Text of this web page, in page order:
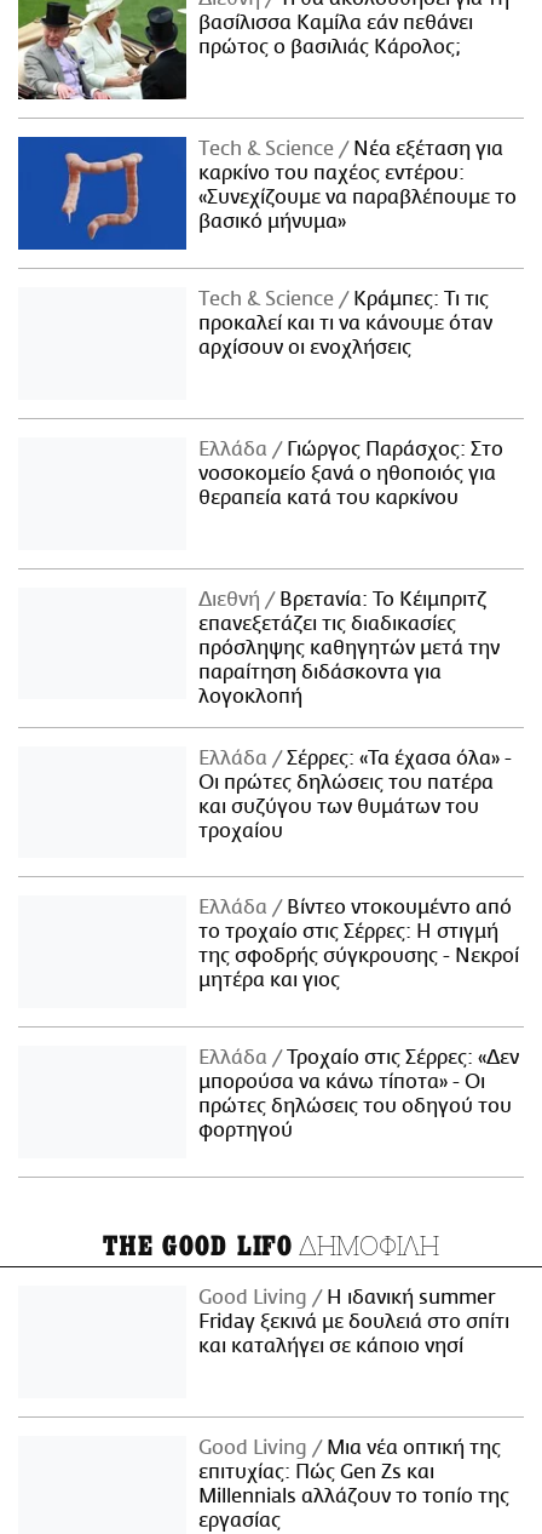
βασίλισσα Καμίλα εάν πεθάνει
πρώτος ο βασιλιάς Κάρολος;
Τech & Science
Νέα εξέταση για
καρκίνο του παχέος εντέρου:
«Συνεχίζουμε να παραβλέπουμε το
βασικό μήνυμα»
Τech & Science
Κράμπες: Τι τις
προκαλεί και τι να κάνουμε όταν
αρχίσουν οι ενοχλήσεις
Ελλάδα
Γιώργος Παράσχος: Στο
νοσοκομείο ξανά ο ηθοποιός για
θεραπεία κατά του καρκίνου
Διεθνή
Βρετανία: Το Κέιμπριτζ
επανεξετάζει τις διαδικασίες
πρόσληψης καθηγητών μετά την
παραίτηση διδάσκοντα για
λογοκλοπή
Ελλάδα
Σέρρες: «Τα έχασα όλα» -
Οι πρώτες δηλώσεις του πατέρα
και συζύγου των θυμάτων του
τροχαίου
Ελλάδα
Βίντεο ντοκουμέντο από
το τροχαίο στις Σέρρες: Η στιγμή
της σφοδρής σύγκρουσης - Νεκροί
μητέρα και γιος
Ελλάδα
Τροχαίο στις Σέρρες: «Δεν
μπορούσα να κάνω τίποτα» - Οι
πρώτες δηλώσεις του οδηγού του
φορτηγού
THE GOOD LIFO ΔΗΜΟΦΙΛΗ
Good Living
Η ιδανική summer
Friday ξεκινά με δουλειά στο σπίτι
και καταλήγει σε κάποιο νησί
Good Living
Μια νέα οπτική της
επιτυχίας: Πώς Gen Zs και
Millennials αλλάζουν το τοπίο της
εργασίας